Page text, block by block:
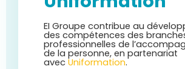
EI Groupe contribue au
des compétences des
professionnelles de
de la personne, en partenariat
avec Uniformation.